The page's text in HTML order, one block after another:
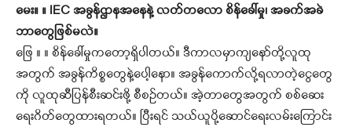
မေး။ ။ IEC အခွန်ဌာနအနေနဲ့ လတ်တလော စိန်ခေါ်မှု၊ အခက်အခဲ
ဘာတွေဖြစ်မလဲ။
ဖြေ ။ ။ စိန်ခေါ်မှုကတော့ရှိပါတယ်။ ဒီကာလမှာကျနော်တို့လူထု
အတွက် အခွန်ကိစ္စတွေနဲ့ပေါ့နော။ အခွန်ကောက်လို့ရလာတဲ့ငွေတွေ
ကို လူထုဆီပြန်စီးဆင်းဖို့ စီစဉ်တယ်။ အဲ့တာတွေအတွက် စစ်ဆေး
ရေးဂိတ်တွေထားရတယ်။ ပြီးရင် သယ်ယူပို့ဆောင်ရေးလမ်းကြောင်း